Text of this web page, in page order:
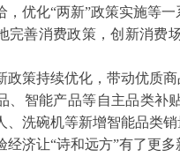
，优化“两新”政策实施等一
完善消费政策，创新消费
政策持续优化，带动优质
、智能产品等自主品类补
、洗碗机等新增智能品类销
经济让“诗和远方”有了更多